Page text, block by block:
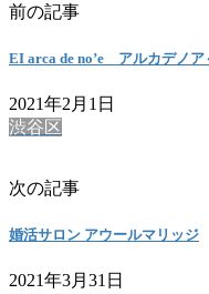
前の記事
EI arca de no’e アルカデノア
2021年2月1日
渋谷区
次の記事
婚活サロン アウールマリッジ
2021年3月31日